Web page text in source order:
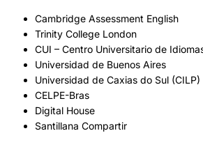
Cambridge Assessment English
Trinity College London
CUI – Centro Universitario de
Universidad de Buenos Aires
Universidad de Caxias do Sul (CILP)
CELPE-Bras
Digital House
Santillana Compartir